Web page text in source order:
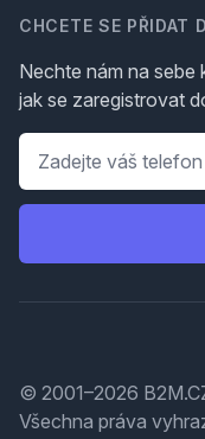
CHCETE SE PŘIDAT
Nechte nám na
jak se zaregistrovat
Telefon
© 2001–2026
Všechna práva